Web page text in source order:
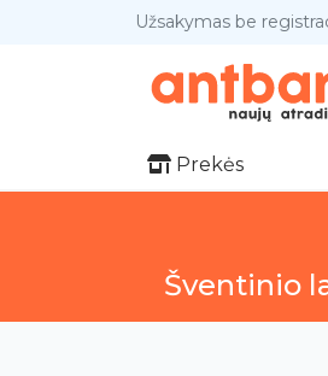
Užsakymas be
Prekės
Šventinio